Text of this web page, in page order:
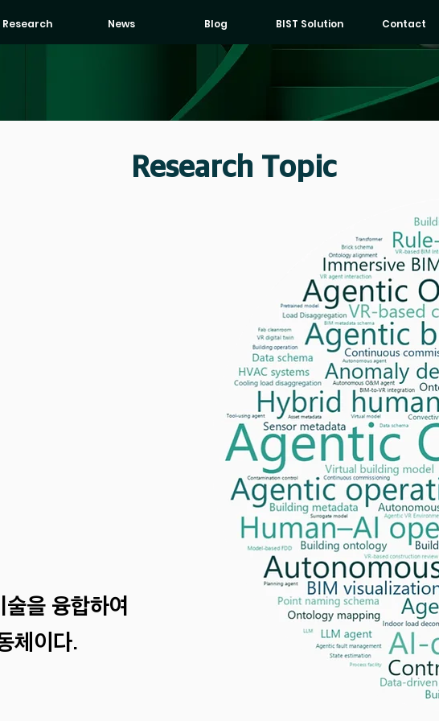
Research News Blog BIST Solution Contact
Research Topic
을 융합하여
체이다.